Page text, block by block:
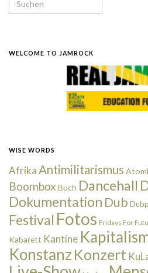
WELCOME TO JAMROCK
WISE WORDS
AfrikaAntimilitarismus
Boombox Buch Dancehall
Dokumentation Dub
Festival Fotos Fridays For
Kabarett Kantine
Konstanz Konzert